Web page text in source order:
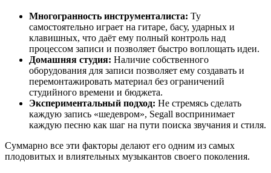
Многогранность инструменталиста: Ty
самостоятельно играет на гитаре, басу, ударных и
клавишных, что даёт ему полный контроль над
процессом записи и позволяет быстро воплощать идеи.
Домашняя студия: Наличие собственного
оборудования для записи позволяет ему создавать и
перемонтажировать материал без ограничений
студийного времени и бюджета.
Экспериментальный подход: Не стремясь сделать
каждую запись «шедевром», Segall воспринимает
каждую песню как шаг на пути поиска звучания и стиля.
Суммарно все эти факторы делают его одним из самых
плодовитых и влиятельных музыкантов своего поколения.